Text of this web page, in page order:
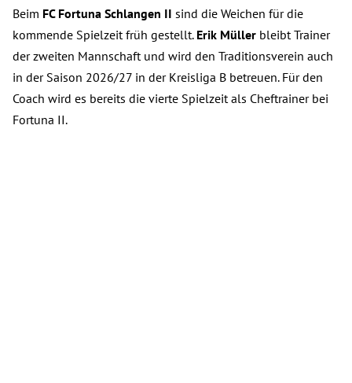
Beim FC Fortuna Schlangen II sind die Weichen für die
kommende Spielzeit früh gestellt. Erik Müller bleibt Trainer
der zweiten Mannschaft und wird den Traditionsverein auch
in der Saison 2026/27 in der Kreisliga B betreuen. Für den
Coach wird es bereits die vierte Spielzeit als Cheftrainer bei
Fortuna II.